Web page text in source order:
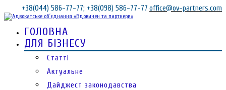
+38(044) 586-77-77; +38(098) 586-77-77 office@ov-partners.com
ГОЛОВНА
ДЛЯ БІЗНЕСУ
Статті
Актуальне
Дайджест законодавства